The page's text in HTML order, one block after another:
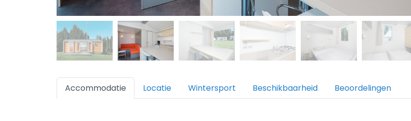
Accommodatie Locatie Wintersport Beschikbaarheid Beoordelingen